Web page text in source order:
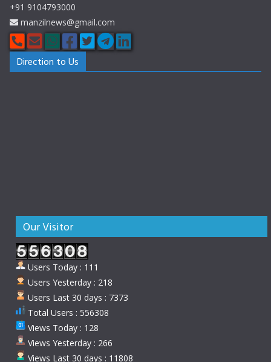
+91 9104793000
manzilnews@gmail.com
Direction to Us
Our Visitor
Users Today : 111
Users Yesterday : 218
Users Last 30 days : 7373
Total Users : 556308
Views Today : 128
Views Yesterday : 266
Views Last 30 days : 11808